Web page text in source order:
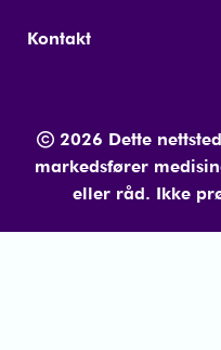
Kontakt
2026 Dette
markedsfører
eller råd. Ikke